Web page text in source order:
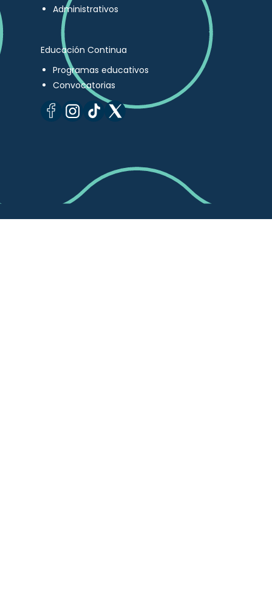
Administrativos
Educación Continua
Programas educativos
Convocatorias